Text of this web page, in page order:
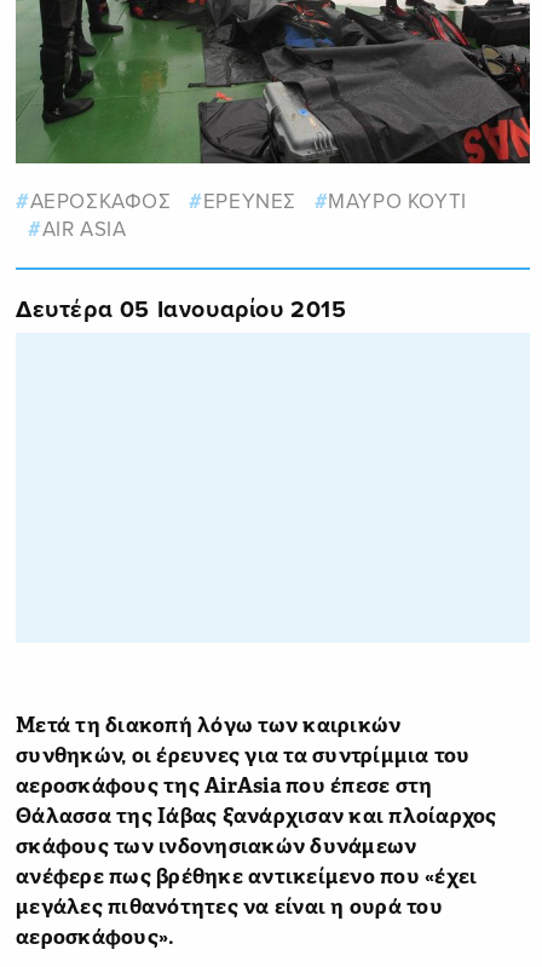
ΑΕΡΟΣΚΑΦΟΣ ΕΡΕΥΝΕΣ
ΜΑΥΡΟ ΚΟΥΤΙ
AIR ASIA
Δευτέρα 05 Ιανουαρίου 2015
Μετά τη διακοπή λόγω των καιρικών
συνθηκών, οι έρευνες για τα συντρίμμια του
αεροσκάφους της AirAsia που έπεσε στη
Θάλασσα της Ιάβας ξανάρχισαν και πλοίαρχος
σκάφους των ινδονησιακών δυνάμεων
ανέφερε πως βρέθηκε αντικείμενο που «έχει
μεγάλες πιθανότητες να είναι η ουρά του
αεροσκάφους».